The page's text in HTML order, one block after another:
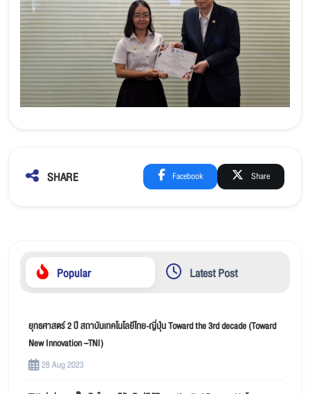
SHARE Facebook Share
Popular Latest Post
ยุทธศาสตร์ 2 ปี สถาบันเทคโนโลยีไทย-ญี่ปุ่น Toward the 3rd decade (Toward
New Innovation –TNI)
28 Aug 2023